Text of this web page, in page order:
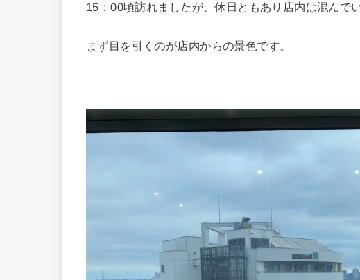
15：00頃訪れましたが、休日ともあり店内は混んで
まず目を引くのが店内からの景色です。